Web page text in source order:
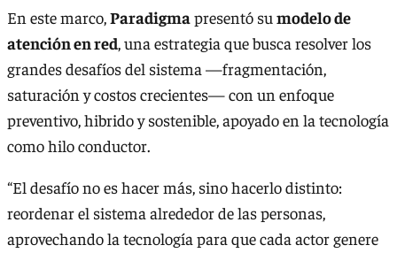
En este marco,Paradigmapresentó su modelo de
atención en red, una estrategia que busca resolver los
grandes desafíos del sistema —fragmentación,
saturación y costos crecientes— con un enfoque
preventivo, hibrido y sostenible, apoyado en la tecnología
como hilo conductor.
“El desafío no es hacer más, sino hacerlo distinto:
reordenar el sistema alrededor de las personas,
aprovechando la tecnología para que cada actor genere